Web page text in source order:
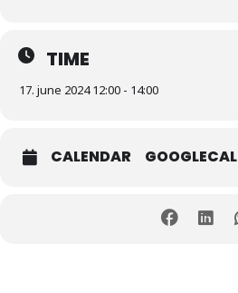
TIME
17. june 2024 12:00 - 14:00
CALENDAR GOOGLECAL